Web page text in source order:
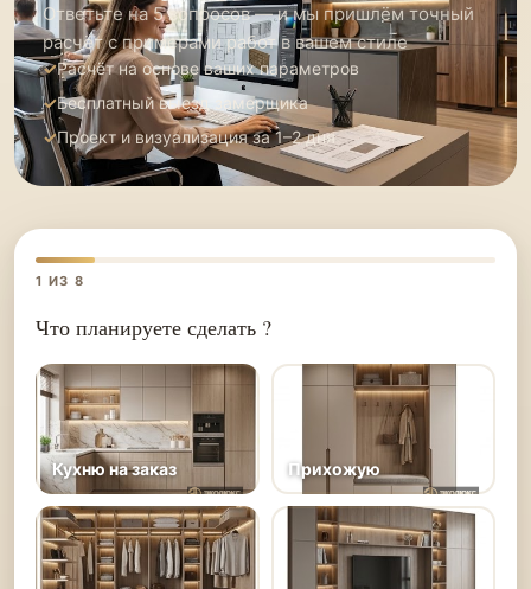
Ответьте на 5 вопросов — и мы пришлём точный
расчёт с примерами работ в вашем стиле
Расчёт на основе ваших параметров
Бесплатный выезд замерщика
Проект и визуализация за 1–2 дня
1 ИЗ 8
Что планируете сделать ?
Кухню на заказ Прихожую